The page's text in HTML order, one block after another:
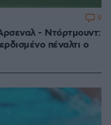
- Ντόρτμουντ:
πέναλτι ο
9